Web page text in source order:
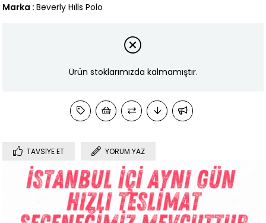
Marka : Beverly Hılls Polo
Ürün stoklarımızda kalmamıştır.
TAVSIYE ET YORUM YAZ